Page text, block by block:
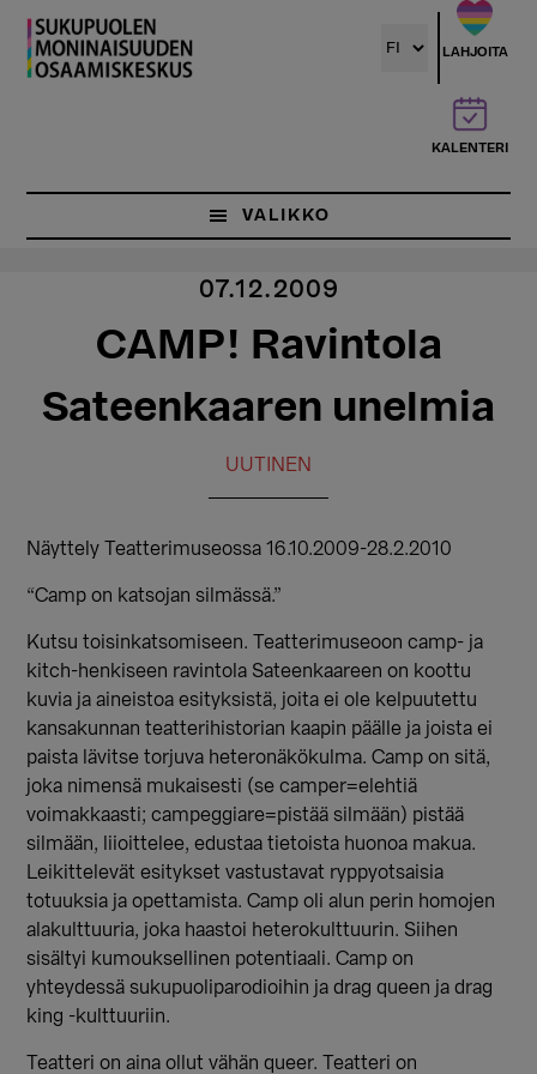
Hyppää
pääsisältöön
LAHJOITA
KALENTERI
VALIKKO
07.12.2009
CAMP! Ravintola
Sateenkaaren unelmia
UUTINEN
Näyttely Teatterimuseossa 16.10.2009-28.2.2010
“Camp on katsojan silmässä.”
Kutsu toisinkatsomiseen. Teatterimuseoon camp- ja
kitch-henkiseen ravintola Sateenkaareen on koottu
kuvia ja aineistoa esityksistä, joita ei ole kelpuutettu
kansakunnan teatterihistorian kaapin päälle ja joista ei
paista lävitse torjuva heteronäkökulma. Camp on sitä,
joka nimensä mukaisesti (se camper=elehtiä
voimakkaasti; campeggiare=pistää silmään) pistää
silmään, liioittelee, edustaa tietoista huonoa makua.
Leikittelevät esitykset vastustavat ryppyotsaisia
totuuksia ja opettamista. Camp oli alun perin homojen
alakulttuuria, joka haastoi heterokulttuurin. Siihen
sisältyi kumouksellinen potentiaali. Camp on
yhteydessä sukupuoliparodioihin ja drag queen ja drag
king -kulttuuriin.
Teatteri on aina ollut vähän queer. Teatteri on